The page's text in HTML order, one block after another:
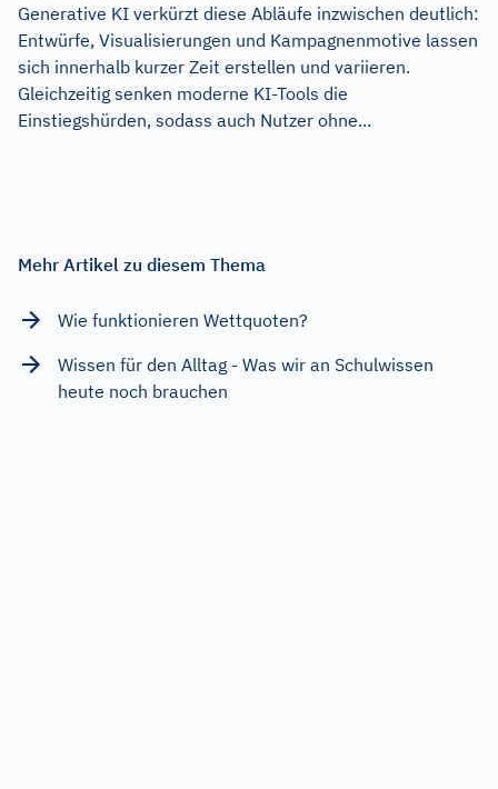
Generative KI verkürzt diese Abläufe inzwischen deutlich:
Entwürfe, Visualisierungen und Kampagnenmotive lassen
sich innerhalb kurzer Zeit erstellen und variieren.
Gleichzeitig senken moderne KI-Tools die
Einstiegshürden, sodass auch Nutzer ohne...
Mehr Artikel zu diesem Thema
Wie funktionieren Wettquoten?
Wissen für den Alltag - Was wir an Schulwissen
heute noch brauchen